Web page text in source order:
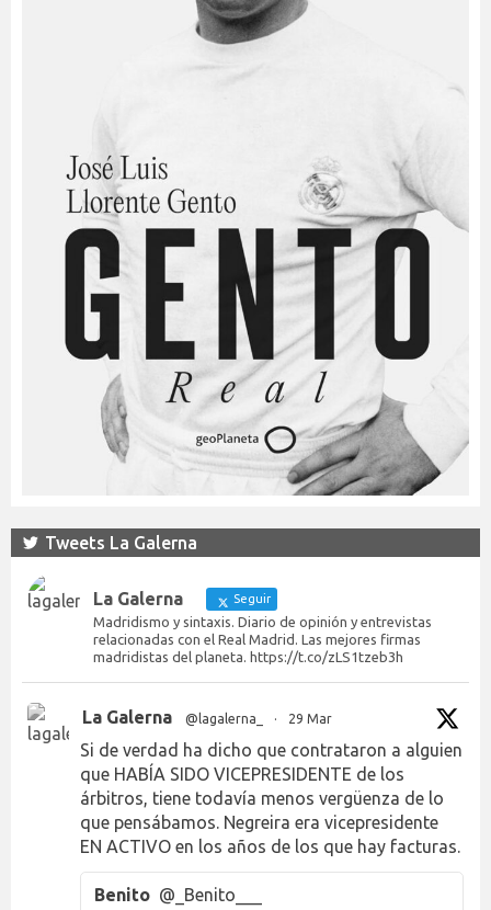
Tweets La Galerna
La Galerna Seguir
Madridismo y sintaxis. Diario de opinión y entrevistas
relacionadas con el Real Madrid. Las mejores firmas
madridistas del planeta. https://t.co/zLS1tzeb3h
La Galerna @lagalerna_ · 29 Mar
Si de verdad ha dicho que contrataron a alguien
que HABÍA SIDO VICEPRESIDENTE de los
árbitros, tiene todavía menos vergüenza de lo
que pensábamos. Negreira era vicepresidente
EN ACTIVO en los años de los que hay facturas.
Benito @_Benito___